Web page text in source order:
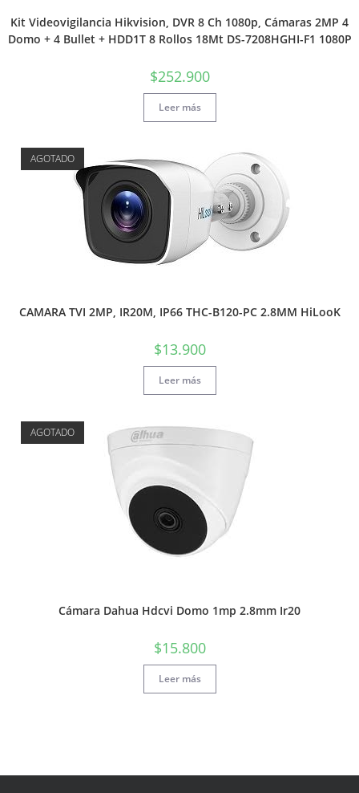
Kit Videovigilancia Hikvision, DVR 8 Ch 1080p, Cámaras 2MP 4
Domo + 4 Bullet + HDD1T 8 Rollos 18Mt DS-7208HGHI-F1 1080P
$252.900
Leer más
AGOTADO
CAMARA TVI 2MP, IR20M, IP66 THC-B120-PC 2.8MM HiLooK
$13.900
Leer más
AGOTADO
Cámara Dahua Hdcvi Domo 1mp 2.8mm Ir20
$15.800
Leer más